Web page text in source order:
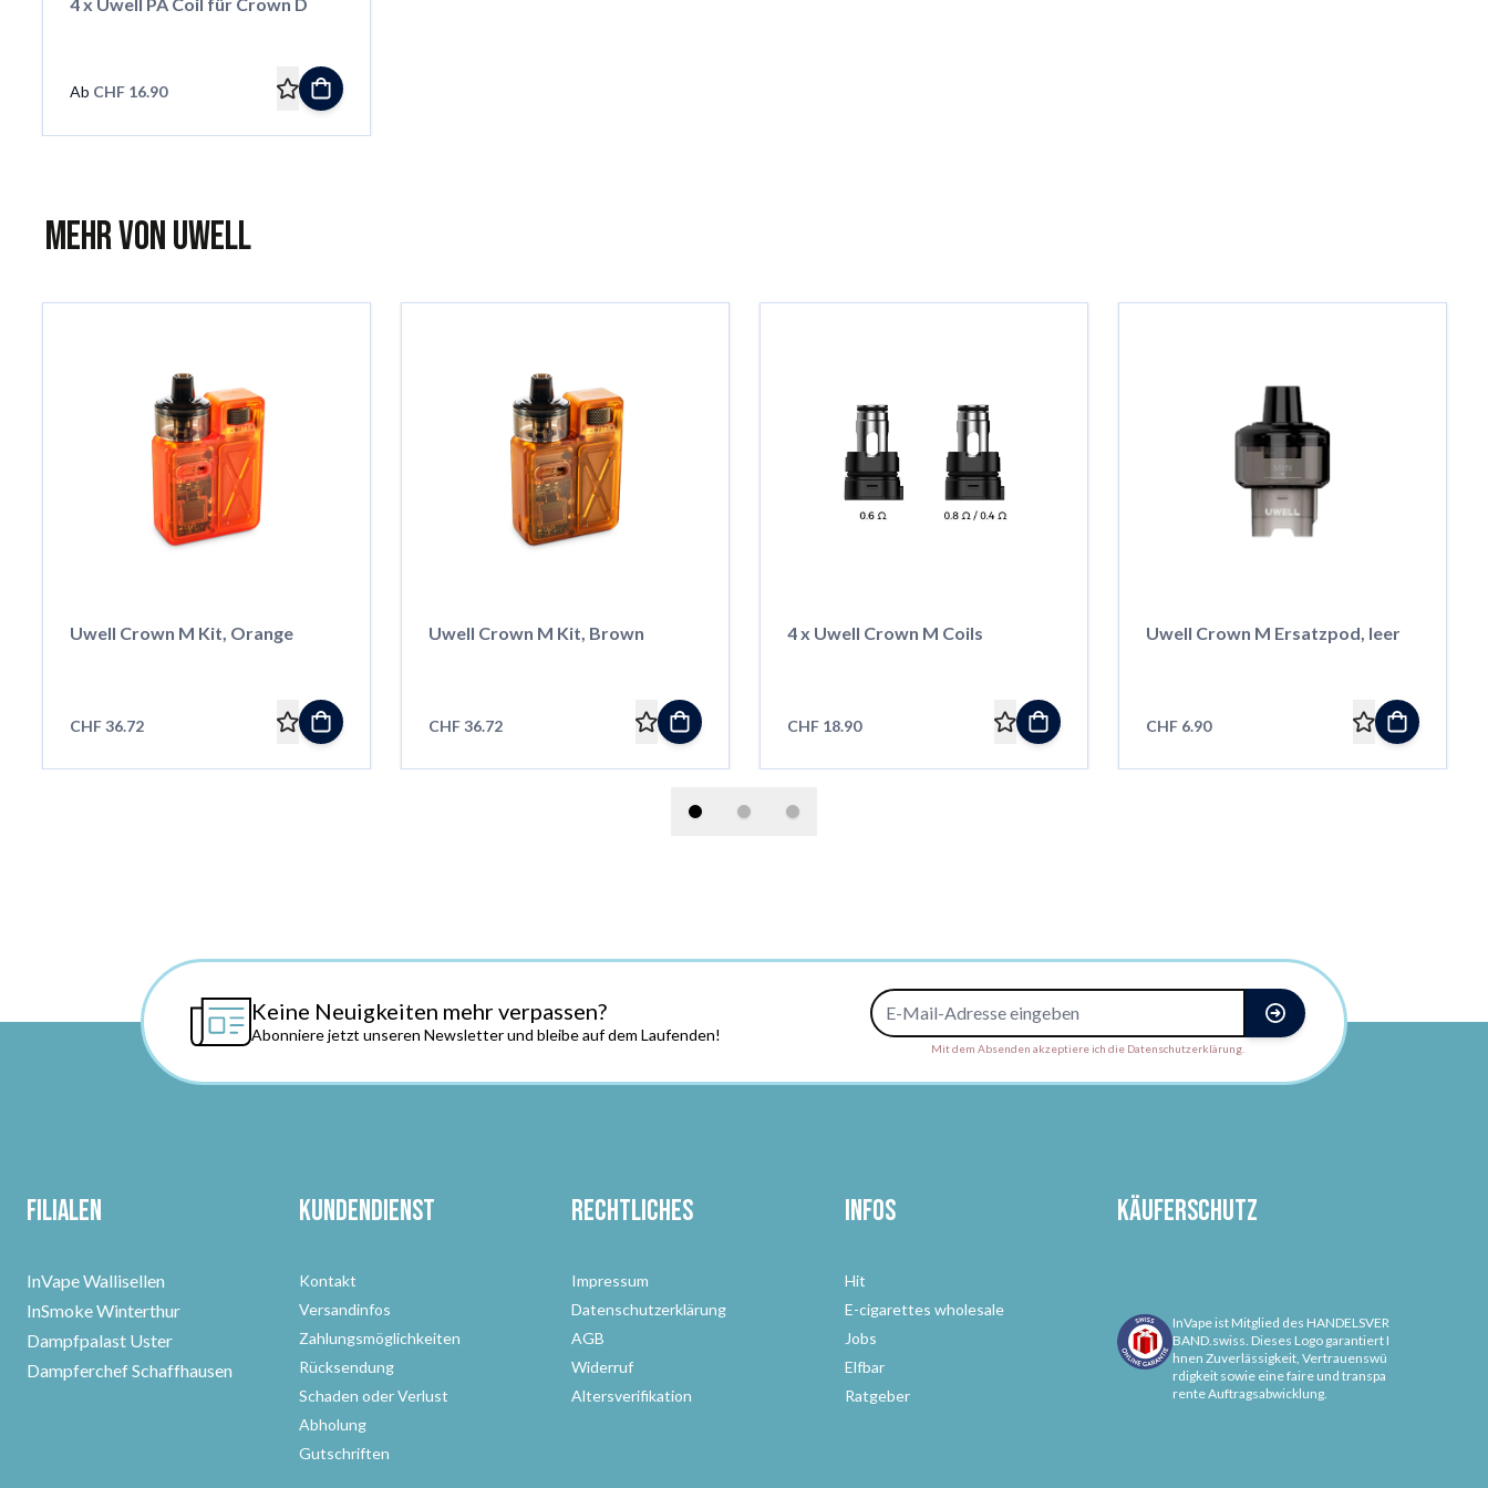
Ab CHF 16.90
Mehr von Uwell
Uwell Crown M Kit, Orange
CHF 36.72
Uwell Crown M Kit, Brown
CHF 36.72
4 x Uwell Crown M Coils
CHF 18.90
Uwell Crown M Ersatzpod, leer
CHF 6.90
Keine Neuigkeiten mehr verpassen?
Abonniere jetzt unseren Newsletter und bleibe auf dem Laufenden!
E-Mail-Adresse
Mit dem Absenden akzeptiere ich die Datenschutzerklärung.
Filialen
InVape Wallisellen
InSmoke Winterthur
Dampfpalast Uster
Dampferchef Schaffhausen
Kundendienst
Kontakt
Versandinfos
Zahlungsmöglichkeiten
Rücksendung
Schaden oder Verlust
Abholung
Gutschriften
Rechtliches
Impressum
Datenschutzerklärung
AGB
Widerruf
Altersverifikation
Infos
Hit
E-cigarettes wholesale
Jobs
Elfbar
Ratgeber
Käuferschutz
InVape ist Mitglied des HANDELSVER
BAND.swiss. Dieses Logo garantiert I
hnen Zuverlässigkeit, Vertrauenswü
rdigkeit sowie eine faire und transpa
rente Auftragsabwicklung.